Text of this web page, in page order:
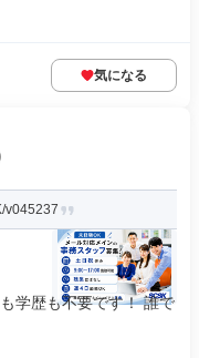
気になる
v045237
学歴も不要です！ 誰で